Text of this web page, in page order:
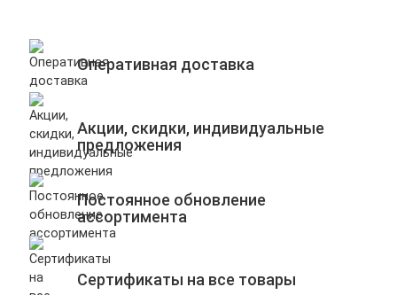
Оперативная доставка
Акции, скидки, индивидуальные
предложения
Постоянное обновление
ассортимента
Сертификаты на все товары